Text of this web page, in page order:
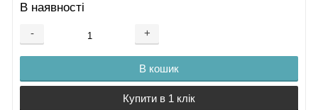
В наявності
- +
В кошик
Купити в 1 клік